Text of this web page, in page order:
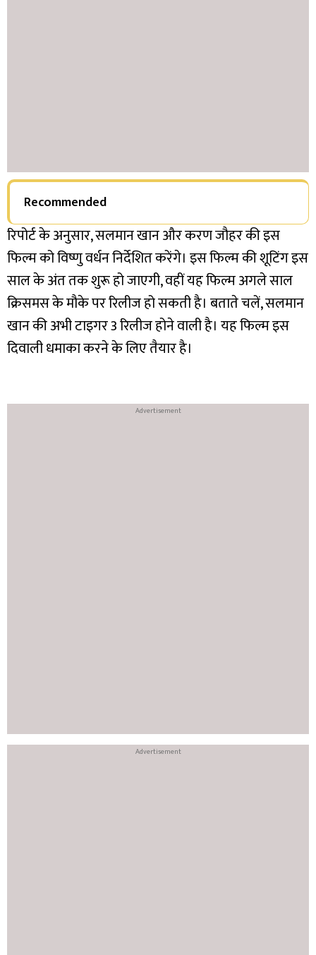
Recommended
रिपोर्ट के अनुसार, सलमान खान और करण जौहर की इस
फिल्म को विष्णु वर्धन निर्देशित करेंगे। इस फिल्म की शूटिंग इस
साल के अंत तक शुरू हो जाएगी, वहीं यह फिल्म अगले साल
क्रिसमस के मौके पर रिलीज हो सकती है। बताते चलें, सलमान
खान की अभी टाइगर 3 रिलीज होने वाली है। यह फिल्म इस
दिवाली धमाका करने के लिए तैयार है।